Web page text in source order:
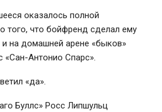
оказалось полной
того, что бойфренд сделал ему
на домашней арене «быков»
«Сан-Антонио Спарс».
«да».
Буллс» Росс Липшульц